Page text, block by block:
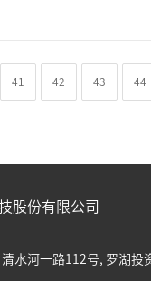
41 42 43 44
股份有限公司
水河一路112号, 罗湖投